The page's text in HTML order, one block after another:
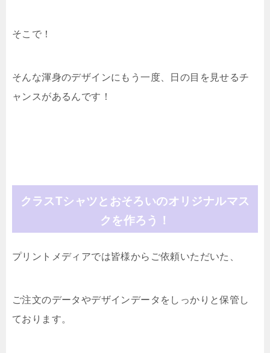
そこで！
そんな渾身のデザインにもう一度、日の目を見せるチ
ャンスがあるんです！
クラスTシャツとおそろいのオリジナルマス
クを作ろう！
プリントメディアでは皆様からご依頼いただいた、
ご注文のデータやデザインデータをしっかりと保管し
ております。